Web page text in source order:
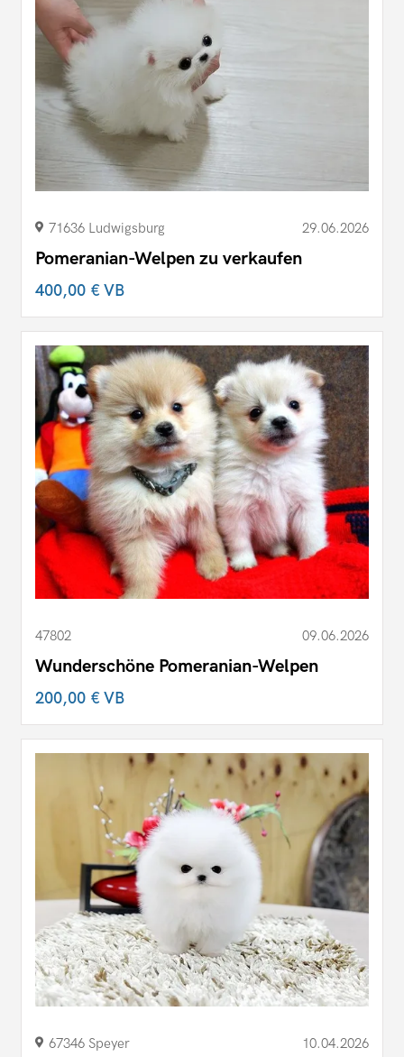
71636 Ludwigsburg 29.06.2026
Pomeranian-Welpen zu verkaufen
400,00 €VB
47802 09.06.2026
Wunderschöne Pomeranian-Welpen
200,00 €VB
67346 Speyer 10.04.2026